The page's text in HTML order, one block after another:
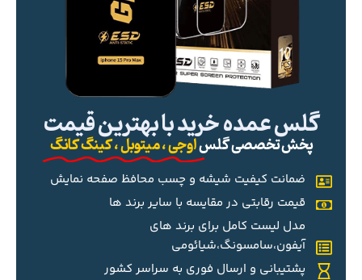
گلس عمده خرید با بهترین قیمت
پخش تخصصی گلساوجی ، میتوبل ، کینگ کانگ
ضمانت کیفیت شیشه و چسب محافظ صفحه نمایش
قیمت رقابتی در مقایسه با سایر برند ها
مدل لیست کامل برای برند های
آیفون،سامسونگ،شیائومی
پشتیبانی و ارسال فوری به سراسر کشور